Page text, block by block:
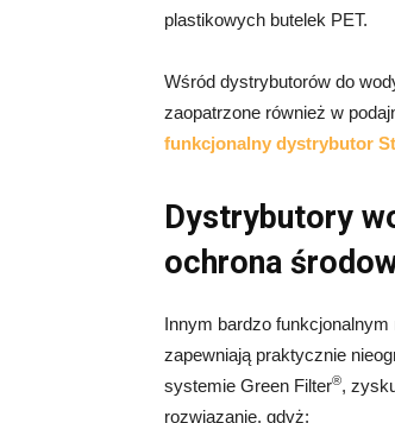
plastikowych butelek PET.
Wśród dystrybutorów do
zaopatrzone również w
funkcjonalny dystrybutor
Dystrybutory
ochrona
Innym bardzo
zapewniają praktycznie
systemie Green Filter®,
rozwiązanie, gdyż: